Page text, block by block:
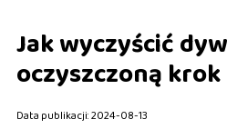
Jak wyczyścić
oczyszczoną
Data publikacji: 2024-08-13